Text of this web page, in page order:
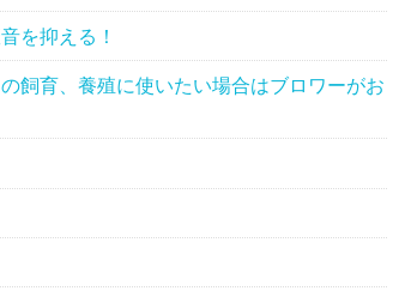
を抑える！
飼育、養殖に使いたい場合はブロワーがお